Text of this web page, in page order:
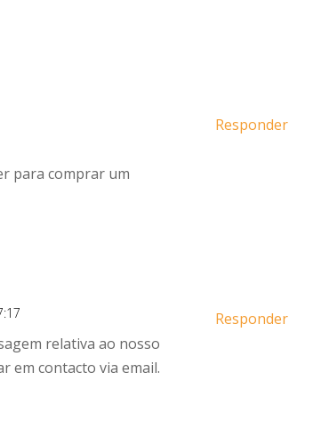
para comprar um
Responder
relativa ao nosso
em contacto via email.
Responder